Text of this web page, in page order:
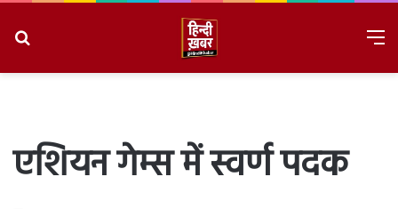
एशियन गेम्स में स्वर्ण पदक